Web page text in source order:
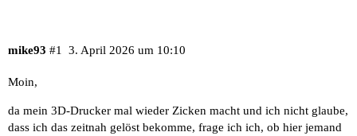
mike93 3. April 2026 um 10:10
#1
Moin,
da mein 3D-Drucker mal wieder Zicken macht und ich nicht glaube,
dass ich das zeitnah gelöst bekomme, frage ich ich, ob hier jemand